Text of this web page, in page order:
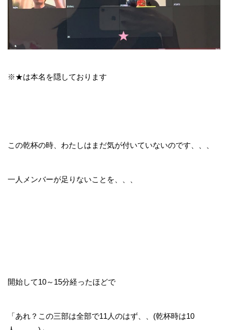
※★は本名を隠しております
この乾杯の時、わたしはまだ気が付いていないのです、、、
一人メンバーが足りないことを、、、
開始して10～15分経ったほどで
「あれ？この三部は全部で11人のはず、、(乾杯時は10